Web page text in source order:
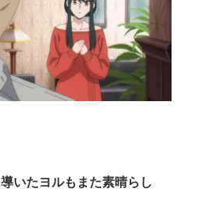
いたヨルもまた素晴らし